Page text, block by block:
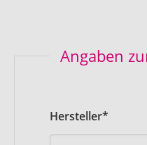
Angaben
Pflichtfeld
Hersteller*